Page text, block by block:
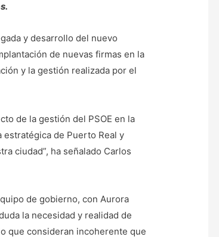
y desarrollo del nuevo
de nuevas firmas en la
y la gestión realizada por el
de la gestión del PSOE en la
de Puerto Real y
ciudad”, ha señalado Carlos
de gobierno, con Aurora
la necesidad y realidad de
que consideran incoherente que